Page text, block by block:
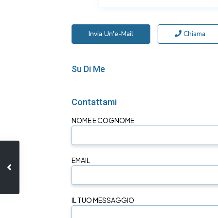
Invia Un'e-Mail Chiama
Su Di Me
Contattami
NOME E COGNOME
EMAIL
IL TUO MESSAGGIO